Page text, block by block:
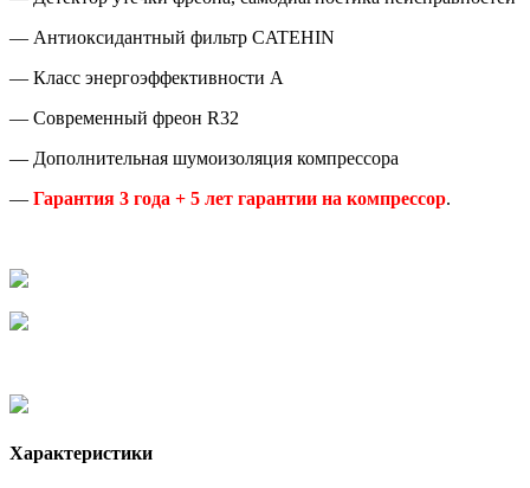
— Антиоксидантный фильтр CATEHIN
— Класс энергоэффективности А
— Современный фреон R32
— Дополнительная шумоизоляция компрессора
— Гарантия 3 года + 5 лет гарантии на компрессор.
Характеристики